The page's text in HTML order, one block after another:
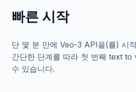
빠른 시작
단 몇 분 만에 Veo-3 API을(를) 시
간단한 단계를 따라 첫 번째 text to
수 있습니다.